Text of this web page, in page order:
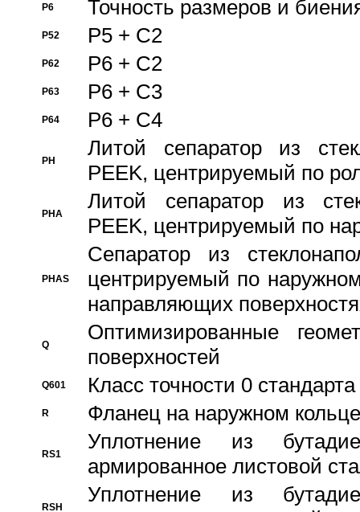
P6 Точность размеров и
P52 P5 + C2
P62 P6 + C2
P63 P6 + C3
P64 P6 + C4
PH
Литой сепаратор из
PEEK, центрируемый по
PHA
Литой сепаратор из
PEEK, центрируемый по
PHAS
Сепаратор из
центрируемый по
направляющих
Q
Оптимизированные
поверхностей
Q601 Класс точности 0
R Фланец на наружном кольце
RS1
Уплотнение из
армированное листовой
RSH
Уплотнение из